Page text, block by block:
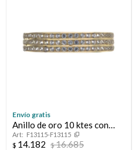
Envío gratis
Anillo de oro 10 ktes con
circonias, MEDIO SIN FIN.
F13115-F13115
$ 14.182 $16.685